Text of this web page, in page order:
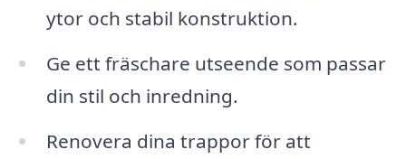
ytor och stabil konstruktion.
Ge ett fräschare utseende som passar
din stil och inredning.
Renovera dina trappor för att